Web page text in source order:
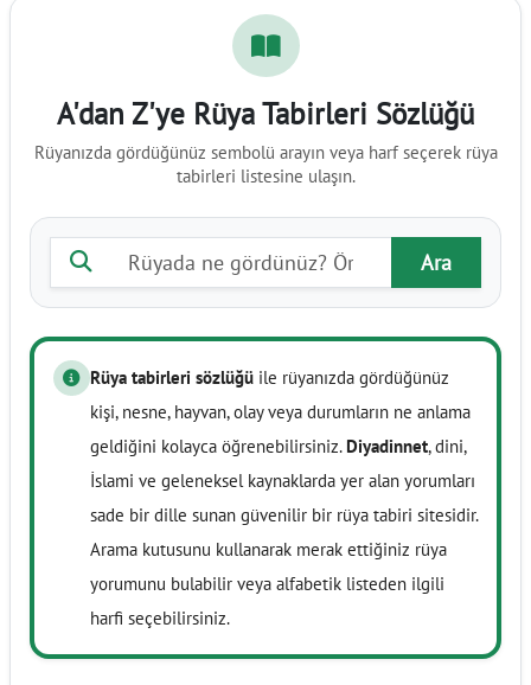
A'dan Z'ye Rüya Tabirleri Sözlüğü
Rüyanızda gördüğünüz sembolü arayın veya harf seçerek rüya
tabirleri listesine ulaşın.
Rüya tabiri ara
Ara
Rüya tabirleri sözlüğü ile rüyanızda gördüğünüz
kişi, nesne, hayvan, olay veya durumların ne anlama
geldiğini kolayca öğrenebilirsiniz. Diyadinnet, dini,
İslami ve geleneksel kaynaklarda yer alan yorumları
sade bir dille sunan güvenilir bir rüya tabiri sitesidir.
Arama kutusunu kullanarak merak ettiğiniz rüya
yorumunu bulabilir veya alfabetik listeden ilgili
harfi seçebilirsiniz.